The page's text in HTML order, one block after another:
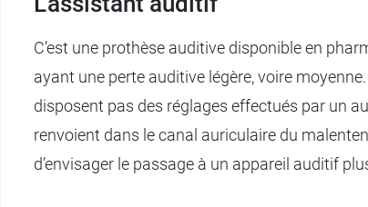
C’est une prothèse auditive disponible en
ayant une perte auditive légère, voire
disposent pas des réglages effectués par un
renvoient dans le canal auriculaire du
d’envisager le passage à un appareil auditif